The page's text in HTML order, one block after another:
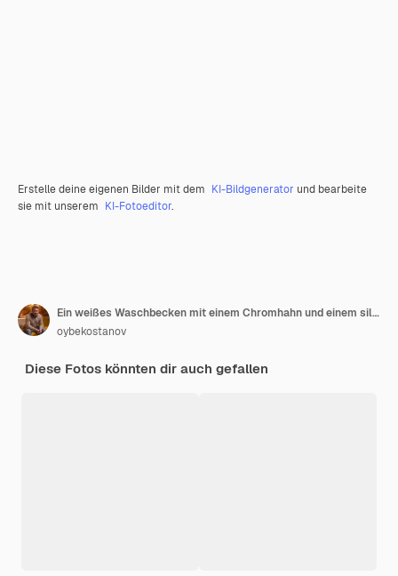
Erstelle deine eigenen Bilder mit dem KI-Bildgenerator und bearbeite
sie mit unserem KI-Fotoeditor.
Ein weißes Waschbecken mit einem Chromhahn und einem silbernen Abfluss
oybekostanov
Diese Fotos könnten dir auch gefallen